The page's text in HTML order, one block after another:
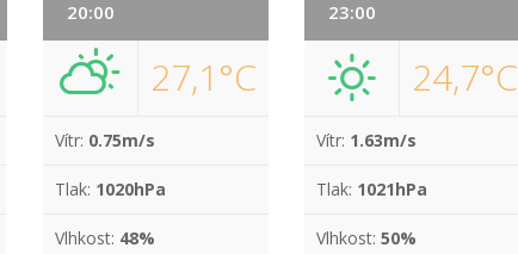
20:00
27,1°C
Vítr: 0.75m/s
Tlak: 1020hPa
Vlhkost: 48%
23:00
24,7°C
Vítr: 1.63m/s
Tlak: 1021hPa
Vlhkost:50%